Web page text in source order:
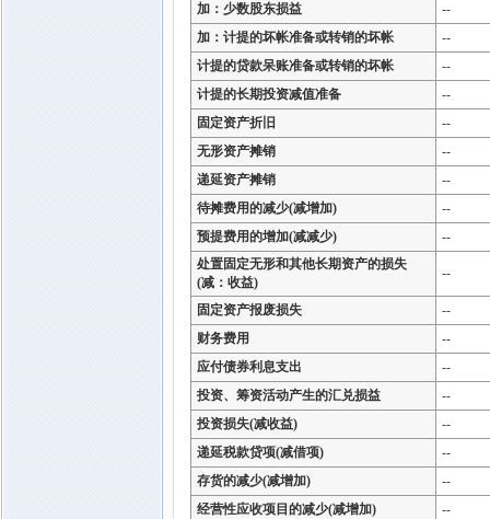
加：少数股东损益
--
加：计提的坏帐准备或转销的坏帐
--
计提的贷款呆账准备或转销的坏帐
--
计提的长期投资减值准备
--
固定资产折旧
--
无形资产摊销
--
递延资产摊销
--
待摊费用的减少(减增加)
--
预提费用的增加(减减少)
--
处置固定无形和其他长期资产的损失
(减：收益)
--
固定资产报废损失
--
财务费用
--
应付债券利息支出
--
投资、筹资活动产生的汇兑损益
--
投资损失(减收益)
--
递延税款贷项(减借项)
--
存货的减少(减增加)
--
经营性应收项目的减少(减增加)
--